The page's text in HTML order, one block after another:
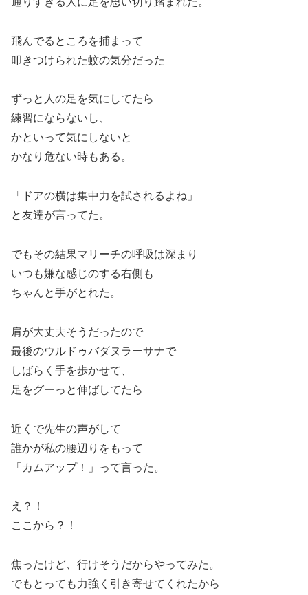
飛んでるところを捕まって
叩きつけられた蚊の気分だった
ずっと人の足を気にしてたら
練習にならないし、
かといって気にしないと
かなり危ない時もある。
「ドアの横は集中力を試されるよね」
と友達が言ってた。
でもその結果マリーチの呼吸は深まり
いつも嫌な感じのする右側も
ちゃんと手がとれた。
肩が大丈夫そうだったので
最後のウルドゥバダヌラーサナで
しばらく手を歩かせて、
足をグーっと伸ばしてたら
近くで先生の声がして
誰かが私の腰辺りをもって
「カムアップ！」って言った。
え？！
ここから？！
焦ったけど、行けそうだからやってみた。
でもとっても力強く引き寄せてくれたから